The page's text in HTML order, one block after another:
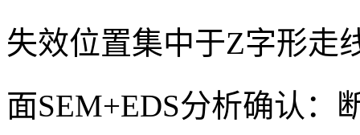
失效位置集中于Z字形走
面SEM+EDS分析确认：